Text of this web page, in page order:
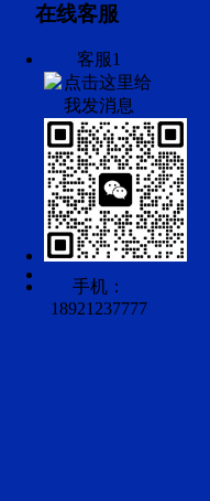
在线客服
客服1
手机：
18921237777